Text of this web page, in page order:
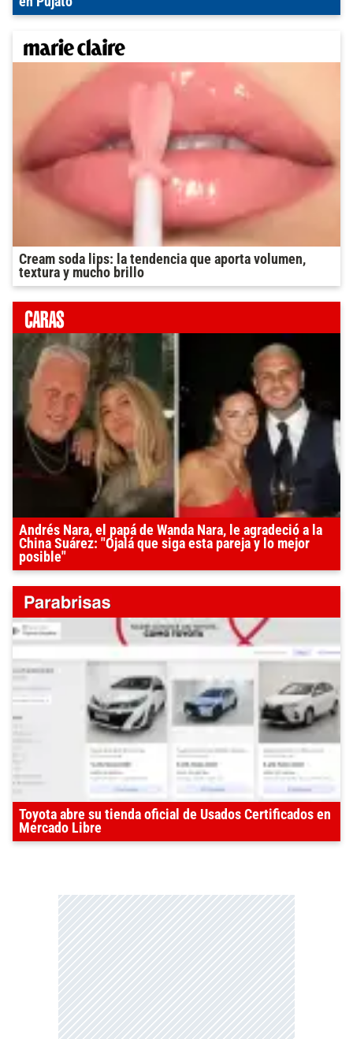
Cream soda lips: la tendencia que aporta volumen,
textura y mucho brillo
Andrés Nara, el papá de Wanda Nara, le agradeció a la
China Suárez: "Ojalá que siga esta pareja y lo mejor
posible"
Toyota abre su tienda oficial de Usados Certificados en
Mercado Libre